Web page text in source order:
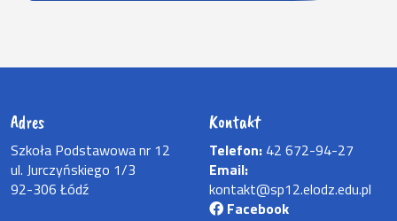
Adres
Szkoła Podstawowa nr 12
ul. Jurczyńskiego 1/3
92-306 Łódź
Kontakt
Telefon: 42 672-94-27
Email:
kontakt@sp12.elodz.edu.pl
Facebook